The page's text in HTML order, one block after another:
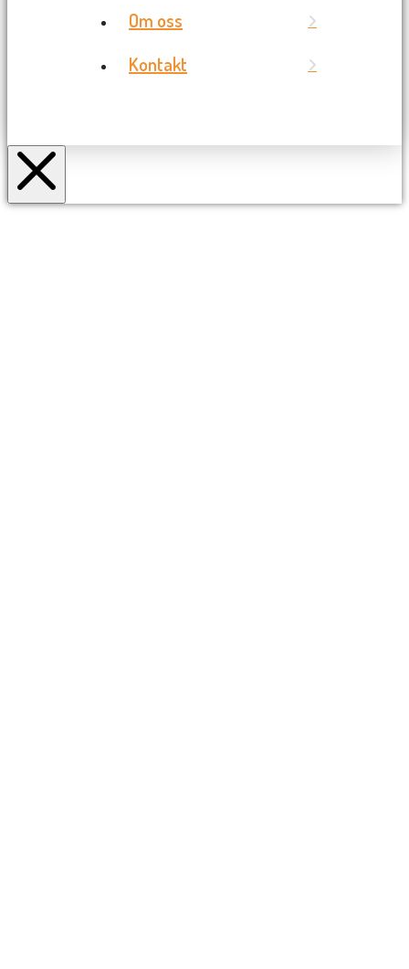
Om oss
Kontakt